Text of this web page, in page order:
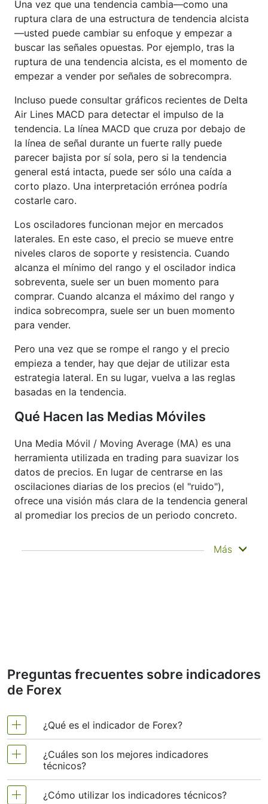
Una vez que una tendencia cambia—como una
ruptura clara de una estructura de tendencia alcista
—usted puede cambiar su enfoque y empezar a
buscar las señales opuestas. Por ejemplo, tras la
ruptura de una tendencia alcista, es el momento de
empezar a vender por señales de sobrecompra.
Incluso puede consultar gráficos recientes de Delta
Air Lines MACD para detectar el impulso de la
tendencia. La línea MACD que cruza por debajo de
la línea de señal durante un fuerte rally puede
parecer bajista por sí sola, pero si la tendencia
general está intacta, puede ser sólo una caída a
corto plazo. Una interpretación errónea podría
costarle caro.
Los osciladores funcionan mejor en mercados
laterales. En este caso, el precio se mueve entre
niveles claros de soporte y resistencia. Cuando
alcanza el mínimo del rango y el oscilador indica
sobreventa, suele ser un buen momento para
comprar. Cuando alcanza el máximo del rango y
indica sobrecompra, suele ser un buen momento
para vender.
Pero una vez que se rompe el rango y el precio
empieza a tender, hay que dejar de utilizar esta
estrategia lateral. En su lugar, vuelva a las reglas
basadas en la tendencia.
Qué Hacen las Medias Móviles
Una Media Móvil / Moving Average (MA) es una
herramienta utilizada en trading para suavizar los
datos de precios. En lugar de centrarse en las
oscilaciones diarias de los precios (el "ruido"),
ofrece una visión más clara de la tendencia general
al promediar los precios de un periodo concreto.
No predice la evolución futura de los precios
configuraciones de Medias Móviles de Delta
Air Lines podrían usar una combinación de
medias son especialmente importantes al
operar con instrumentos financieros de rápida
volatilidad como Delta Air Lines, donde la
volatilidad puede confundir a los operadores
sin un mecanismo de suavizado.
Tipos de Medias Móviles
Más
Preguntas frecuentes sobre indicadores
de Forex
¿Qué es el indicador de Forex?
Los comerciantes utilizan regularmente los
predecir los movimientos de precios en el
¿Cuáles son los mejores indicadores
técnicos?
El análisis técnico, que a menudo se incluye en
¿Cómo utilizar los indicadores técnicos?